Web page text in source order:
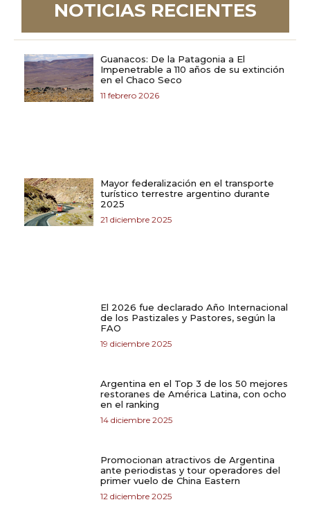
NOTICIAS RECIENTES
Guanacos: De la Patagonia a El
Impenetrable a 110 años de su extinción
en el Chaco Seco
11 febrero 2026
Mayor federalización en el transporte
turístico terrestre argentino durante
2025
21 diciembre 2025
El 2026 fue declarado Año Internacional
de los Pastizales y Pastores, según la
FAO
19 diciembre 2025
Argentina en el Top 3 de los 50 mejores
restoranes de América Latina, con ocho
en el ranking
14 diciembre 2025
Promocionan atractivos de Argentina
ante periodistas y tour operadores del
primer vuelo de China Eastern
12 diciembre 2025